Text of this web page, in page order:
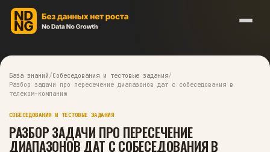
База знаний/Собеседования и тестовые задания
телеком-компанию
СОБЕСЕДОВАНИЯ И ТЕСТОВЫЕ ЗАДАНИЯ